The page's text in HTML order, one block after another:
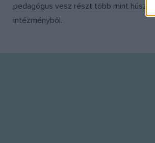
pedagógus vesz részt több mint húsz
intézményből.